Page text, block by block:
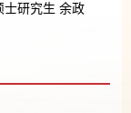
研究生 余政